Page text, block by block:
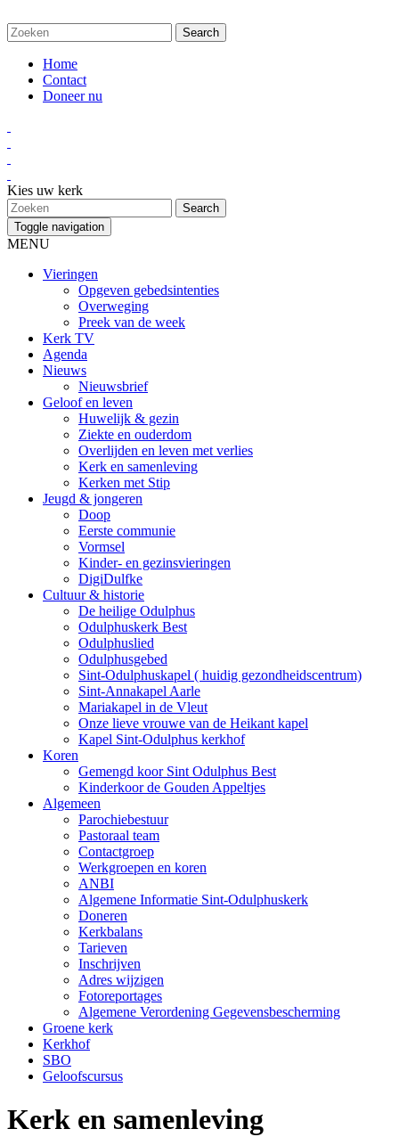
Home
Contact
Doneer nu
Kies uw kerk
Toggle navigation
MENU
Vieringen
Opgeven gebedsintenties
Overweging
Preek van de week
Kerk TV
Agenda
Nieuws
Nieuwsbrief
Geloof en leven
Huwelijk & gezin
Ziekte en ouderdom
Overlijden en leven met verlies
Kerk en samenleving
Kerken met Stip
Jeugd & jongeren
Doop
Eerste communie
Vormsel
Kinder- en gezinsvieringen
DigiDulfke
Cultuur & historie
De heilige Odulphus
Odulphuskerk Best
Odulphuslied
Odulphusgebed
Sint-Odulphuskapel ( huidig gezondheidscentrum)
Sint-Annakapel Aarle
Mariakapel in de Vleut
Onze lieve vrouwe van de Heikant kapel
Kapel Sint-Odulphus kerkhof
Koren
Gemengd koor Sint Odulphus Best
Kinderkoor de Gouden Appeltjes
Algemeen
Parochiebestuur
Pastoraal team
Contactgroep
Werkgroepen en koren
ANBI
Algemene Informatie Sint-Odulphuskerk
Doneren
Kerkbalans
Tarieven
Inschrijven
Adres wijzigen
Fotoreportages
Algemene Verordening Gegevensbescherming
Groene kerk
Kerkhof
SBO
Geloofscursus
Kerk en samenleving